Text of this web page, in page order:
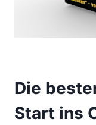
Die
Start ins